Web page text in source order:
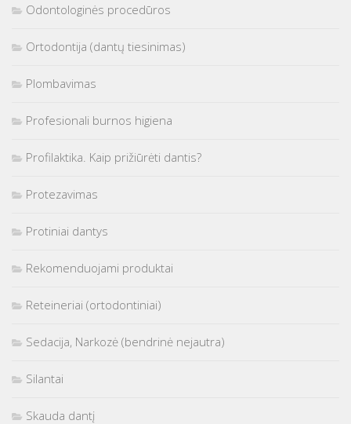
Odontologinės procedūros
Ortodontija (dantų tiesinimas)
Plombavimas
Profesionali burnos higiena
Profilaktika. Kaip prižiūrėti dantis?
Protezavimas
Protiniai dantys
Rekomenduojami produktai
Reteineriai (ortodontiniai)
Sedacija, Narkozė (bendrinė nejautra)
Silantai
Skauda dantį